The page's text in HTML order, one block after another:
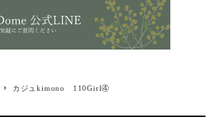
カジュkimono 110Girl④